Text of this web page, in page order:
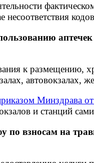
к размещению,
автовокзалах,
Минздрава
и станций
по взносам на